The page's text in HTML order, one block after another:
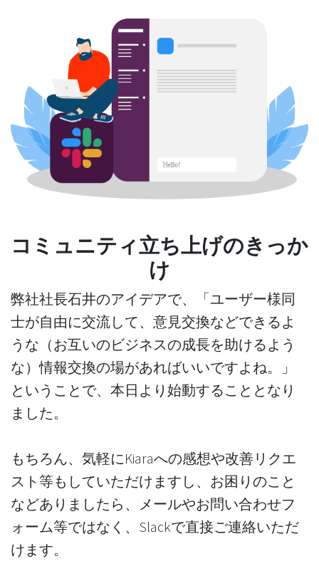
コミュニティ立ち上げのきっか
け
弊社社長石井のアイデアで、「ユーザー様同
士が自由に交流して、意見交換などできるよ
うな（お互いのビジネスの成長を助けるよう
な）情報交換の場があればいいですよね。」
ということで、本日より始動することとなり
ました。
もちろん、気軽にKiaraへの感想や改善リクエ
スト等もしていただけますし、お困りのこと
などありましたら、メールやお問い合わせフ
ォーム等ではなく、Slackで直接ご連絡いただ
けます。